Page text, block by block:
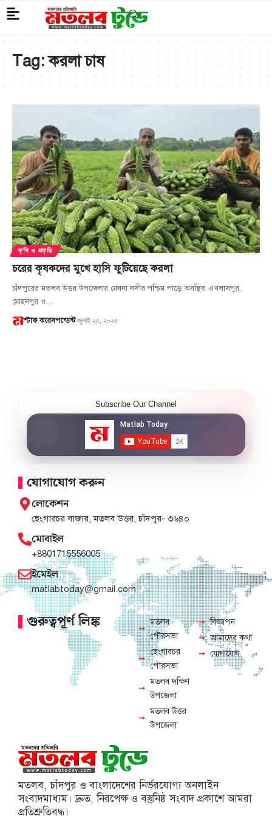
Tag:করলা চাষ
কৃষি ও প্রকৃতি
চরের কৃষকদের মুখে হাসি ফুটিয়েছে করলা
চাঁদপুরের মতলব উত্তর উপজেলার মেঘনা নদীর পশ্চিম পাড়ে অবস্থিত এখলাসপুর,
মোহনপুর ও…
স্টাফ করেসপন্ডেন্ট জুলাই ২৫, ২০২৫
মতলব, চাঁদপুর ও বাংলাদেশের নির্ভরযোগ্য অনলাইন
সংবাদমাধ্যম। দ্রুত, নিরপেক্ষ ও বস্তুনিষ্ঠ সংবাদ প্রকাশে আমরা
প্রতিশ্রুতিবদ্ধ।
Subscribe Our Channel
গুরুত্বপূর্ণ লিঙ্ক
মতলব
পৌরসভা
ছেংগারচর
পৌরসভা
মতলব দক্ষিণ
উপজেলা
মতলব উত্তর
উপজেলা
বিজ্ঞাপন
আমাদের কথা
যোগাযোগ
যোগাযোগ করুন
লোকেশন
ছেংগারচর বাজার, মতলব উত্তর, চাঁদপুর- ৩৬৪০
মোবাইল
+8801715556005
ইমেইল
matlabtoday@gmail.com